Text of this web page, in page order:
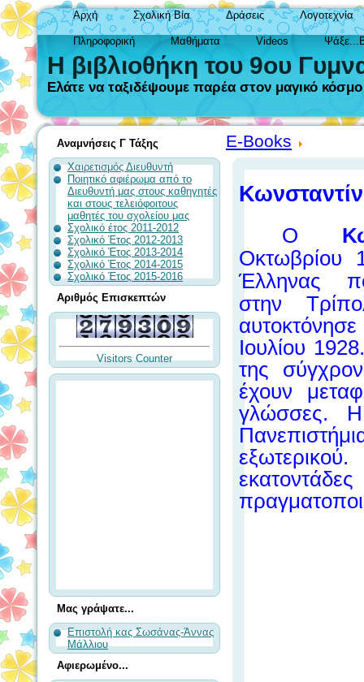
Αρχή Σχολική Βία Δράσεις Λογοτεχνία
Πληροφορική Μαθήματα Videos
Η βιβλιοθήκη του 9ου
Ελάτε να ταξιδέψουμε παρέα στον μαγικό κόσμο
Αναμνήσεις Γ Τάξης
Χαιρετισμός Διευθυντή
Ποιητικό αφιέρωμα από το
Διευθυντή μας στους καθηγητές
και στους τελειόφοιτους
μαθητές του σχολείου μας
Σχολικό έτος 2011-2012
Σχολικό Έτος 2012-2013
Σχολικό Έτος 2013-2014
Σχολικό Έτος 2014-2015
Σχολικό Έτος 2015-2016
Αριθμός Επισκεπτών
Visitors Counter
Μας γράψατε...
Επιστολή κας Σωσάνας-Άννας
Μάλλιου
Αφιερωμένο...
E-Books
Ο
Οκτωβρίου
Έλληνας
στην
Ιουλίου 1928
της
έχουν
γλώσσες. Η
εξωτερικού.